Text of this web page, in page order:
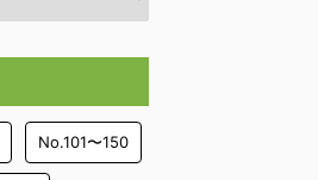
No.101〜150